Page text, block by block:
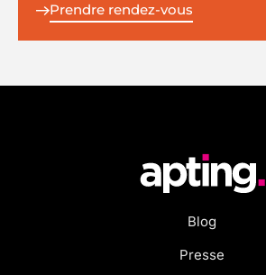
Prendre rendez-vous
Blog
Presse